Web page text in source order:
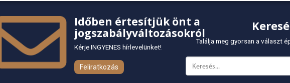
Időben értesítjük önt a
jogszabályváltozásokról
Kérje INGYENES hírlevelünket!
Feliratkozás
Találja meg gyorsan a választ